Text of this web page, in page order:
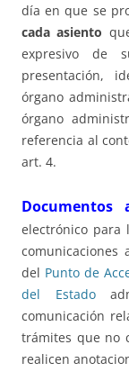
día en que se
cada asiento
expresivo de
presentación,
órgano
órgano
referencia al
art. 4.
Documentos
electrónico para
comunicaciones
del Punto de
del Estado
comunicación
trámites que no
realicen